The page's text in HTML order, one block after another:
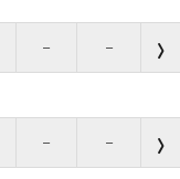
– –
– –